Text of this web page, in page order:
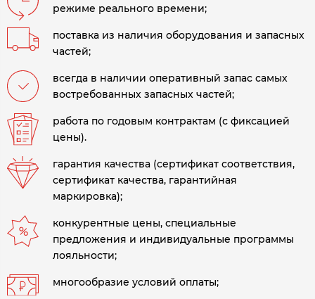
режиме реального времени;
поставка из наличия оборудования и запасных
частей;
всегда в наличии оперативный запас самых
востребованных запасных частей;
работа по годовым контрактам (с фиксацией
цены).
гарантия качества (сертификат соответствия,
сертификат качества, гарантийная
маркировка);
конкурентные цены, специальные
предложения и индивидуальные программы
лояльности;
многообразие условий оплаты;